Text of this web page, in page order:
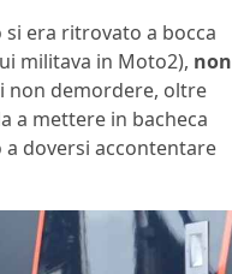
era ritrovato a bocca
militava in Moto2), non
non demordere, oltre
a mettere in bacheca
doversi accontentare